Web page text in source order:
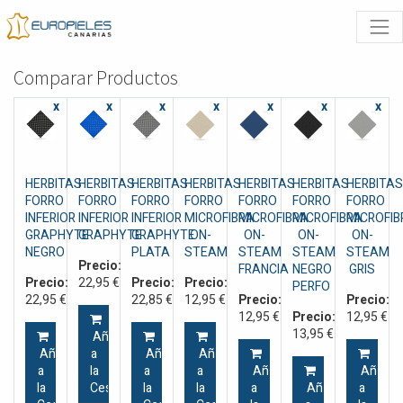
Comparar Productos
x x x x x x x
HERBITAS
FORRO
INFERIOR
GRAPHYTE
NEGRO
Precio:
22,95€
Añadir
a
la
HERBITAS
FORRO
INFERIOR
GRAPHYTE
Precio:
22,95€
Añadir
a
la
Cesta
HERBITAS
FORRO
INFERIOR
GRAPHYTE
PLATA
Precio:
22,85€
Añadir
a
la
HERBITAS
FORRO
MICROFIBRA
ON-
STEAM
Precio:
12,95€
Añadir
a
la
HERBITAS
FORRO
MICROFIBRA
ON-
STEAM
FRANCIA
Precio:
12,95€
Añadir
a
HERBITAS
FORRO
MICROFIBRA
ON-
STEAM
NEGRO
PERFO
Precio:
13,95€
Añadir
HERBITAS
FORRO
ON-
STEAM
GRIS
Precio:
12,95€
Añadir
a